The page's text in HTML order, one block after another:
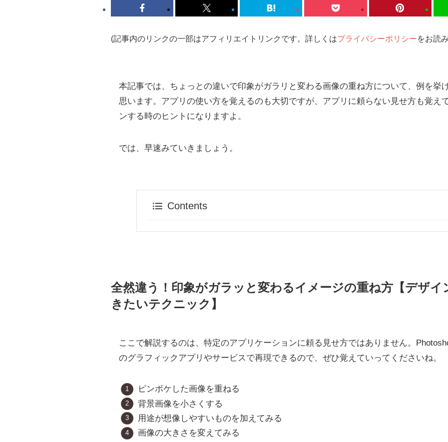
(記事内のリンクの一部はアフィリエイトリンクです。詳しくはプライバシーポリシーをお読
本記事では、ちょっとの違いで印象がガラリと変わる画像の重ね方について、例を挙
思います。アプリの使い方を覚えるのも大切ですが、アプリに頼らない見せ方も覚え
ンする時のヒントになりますよ。
では、早速みていきましょう。
Contents
全然違う！印象がガラッと変わるイメージの重ね方【デザイ
きたいテクニック】
ここで解説するのは、特定のアプリケーションに頼る見せ方ではありません。
のグラフィックアプリやサービスで再現できるので、ぜひ覚えていってくださいね。
ピンボケした画像を重ねる
背景画像を小さくする
用途が想像しやすいものを加えてみる
画像の大きさを変えてみる